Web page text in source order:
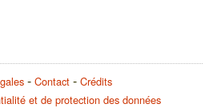
Contact
Crédits
et de protection des données